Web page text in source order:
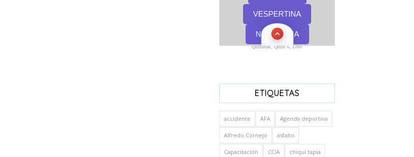
Quinielas, Quini 6, Loto
ETIQUETAS
accidente AFA Agenda deportiva
Alfredo Cornejo asfalto
Capacitación CCIA chiqui tapia